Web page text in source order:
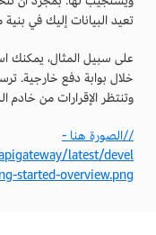
تعيد البيانات إليك في
خلال بوابة دفع خارجية.
وتنتظر الإقرارات من خادم
//الصورة هنا -
latest/devel
started-overview.png